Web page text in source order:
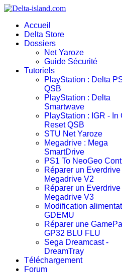
Accueil
Delta Store
Dossiers
Net Yaroze
Guide Sécurité
Tutoriels
PlayStation : Delta
QSB
PlayStation : Delta
Smartwave
PlayStation : IGR - In
Reset QSB
STU Net Yaroze
Megadrive : Mega
SmartDrive
PS1 To NeoGeo
Réparer un Everdrive
Megadrive V2
Réparer un Everdrive
Megadrive V3
Modification
GDEMU
Réparer une
GP32 BLU FLU
Sega Dreamcast -
DreamTray
Téléchargement
Forum